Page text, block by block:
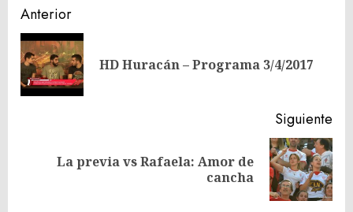
Navegación
de
entradas
Anterior
HD Huracán – Programa 3/4/2017
Siguiente
SiguienteLa previa vs Rafaela: Amor de
cancha